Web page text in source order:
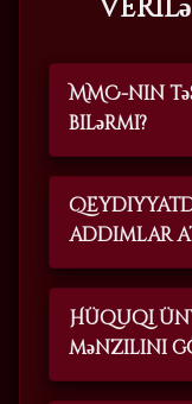
MMC-nin
bilərmi?
addımlar
Hüquqi
mənzilini